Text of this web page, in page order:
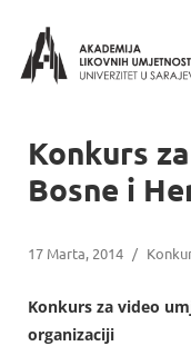
Konkurs
Bosne i
17 Marta, 2014 /
Konkurs za video
organizaciji